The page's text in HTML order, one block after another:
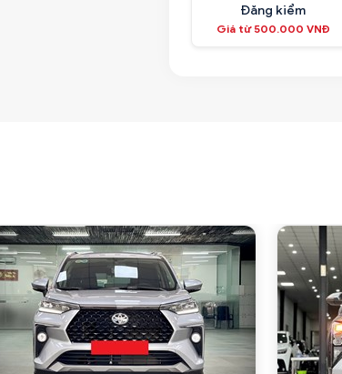
Đăng kiểm
Giá từ 500.000 VNĐ